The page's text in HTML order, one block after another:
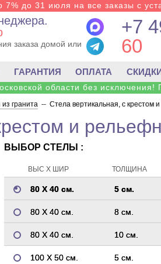
до 31 июля на все заказы с
заказа домой или
+7
60
ГАРАНТИЯ ОПЛАТА
области без исключения!
гранита -- Стела вертикальная, с
и
ВЫБОР СТЕЛЫ :
ВЫС Х ШИР ТОЛЩИНА
80 Х 40 см. 5 см.
80 Х 40 см. 8 см.
80 Х 40 см. 10 см.
100 Х 50 см. 5 см.